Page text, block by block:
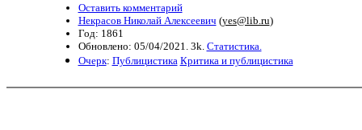
Оставить комментарий
Некрасов Николай Алексеевич (yes@lib.ru)
Год: 1861
Обновлено: 05/04/2021. 3k. Статистика.
Очерк: Публицистика Критика и публицистика